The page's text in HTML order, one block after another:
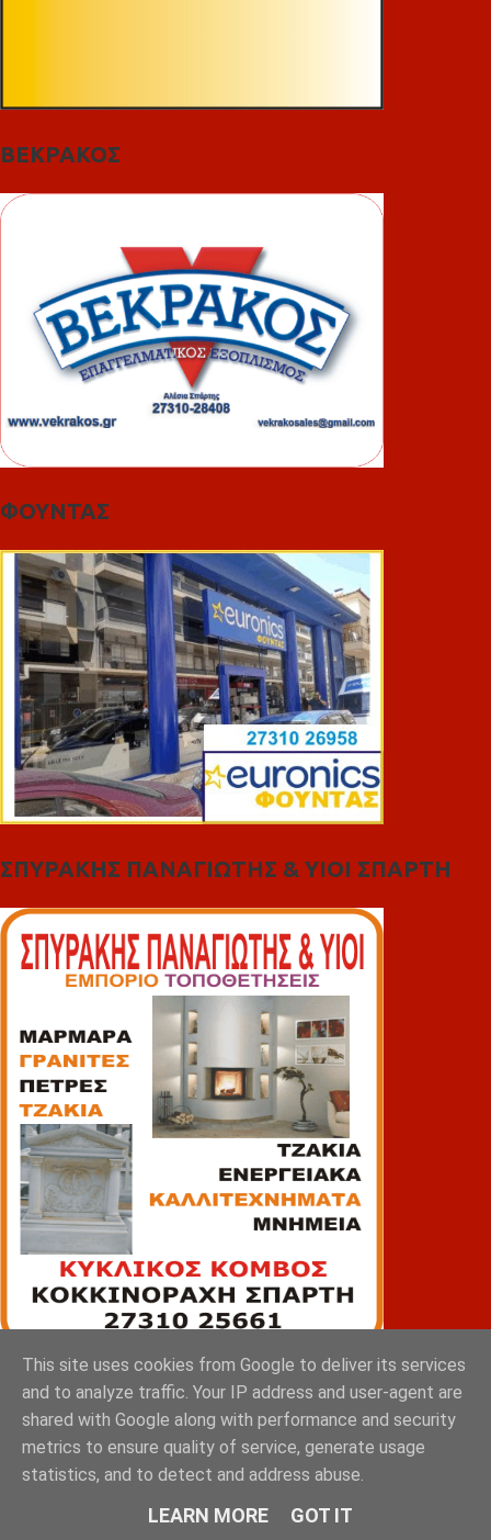
ΒΕΚΡΑΚΟΣ
ΦΟΥΝΤΑΣ
ΣΠΥΡΑΚΗΣ ΠΑΝΑΓΙΩΤΗΣ & YIOI ΣΠΑΡΤΗ
ΠΙΑΤΣΑ
This site uses cookies from Google to deliver its services
and to analyze traffic. Your IP address and user-agent are
shared with Google along with performance and security
metrics to ensure quality of service, generate usage
statistics, and to detect and address abuse.
LEARN MORE GOT IT